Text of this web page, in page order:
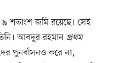
শতাংশ জমি রয়েছে। সেই
আবদুর রহমান প্রথম
পুনর্বাসনও করে না,